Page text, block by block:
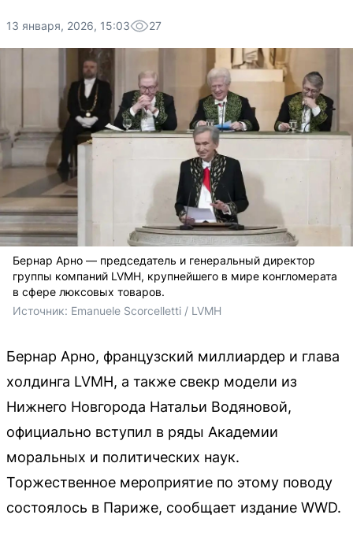
13 января, 2026, 15:03 27
Бернар Арно — председатель и генеральный директор
группы компаний LVMH, крупнейшего в мире конгломерата
в сфере люксовых товаров.
Источник: Emanuele Scorcelletti / LVMH
Бернар Арно, французский миллиардер и глава
холдинга LVMH, а также свекр модели из
Нижнего Новгорода Натальи Водяновой,
официально вступил в ряды Академии
моральных и политических наук.
Торжественное мероприятие по этому поводу
состоялось в Париже, сообщает издание WWD.